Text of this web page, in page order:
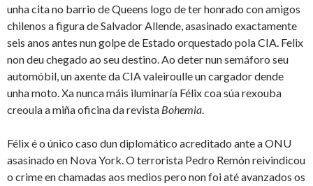
unha cita no barrio de Queens logo de ter honrado con amigos
chilenos a figura de Salvador Allende, asasinado exactamente
seis anos antes nun golpe de Estado orquestado pola CIA. Felix
non deu chegado ao seu destino. Ao deter nun semáforo seu
automóbil, un axente da CIA valeiroulle un cargador dende
unha moto. Xa nunca máis iluminaría Félix coa súa rexouba
creoula a miña oficina da revista Bohemia.
Félix é o único caso dun diplomático acreditado ante a ONU
asasinado en Nova York. O terrorista Pedro Remón reivindicou
o crime en chamadas aos medios pero non foi até avanzados os